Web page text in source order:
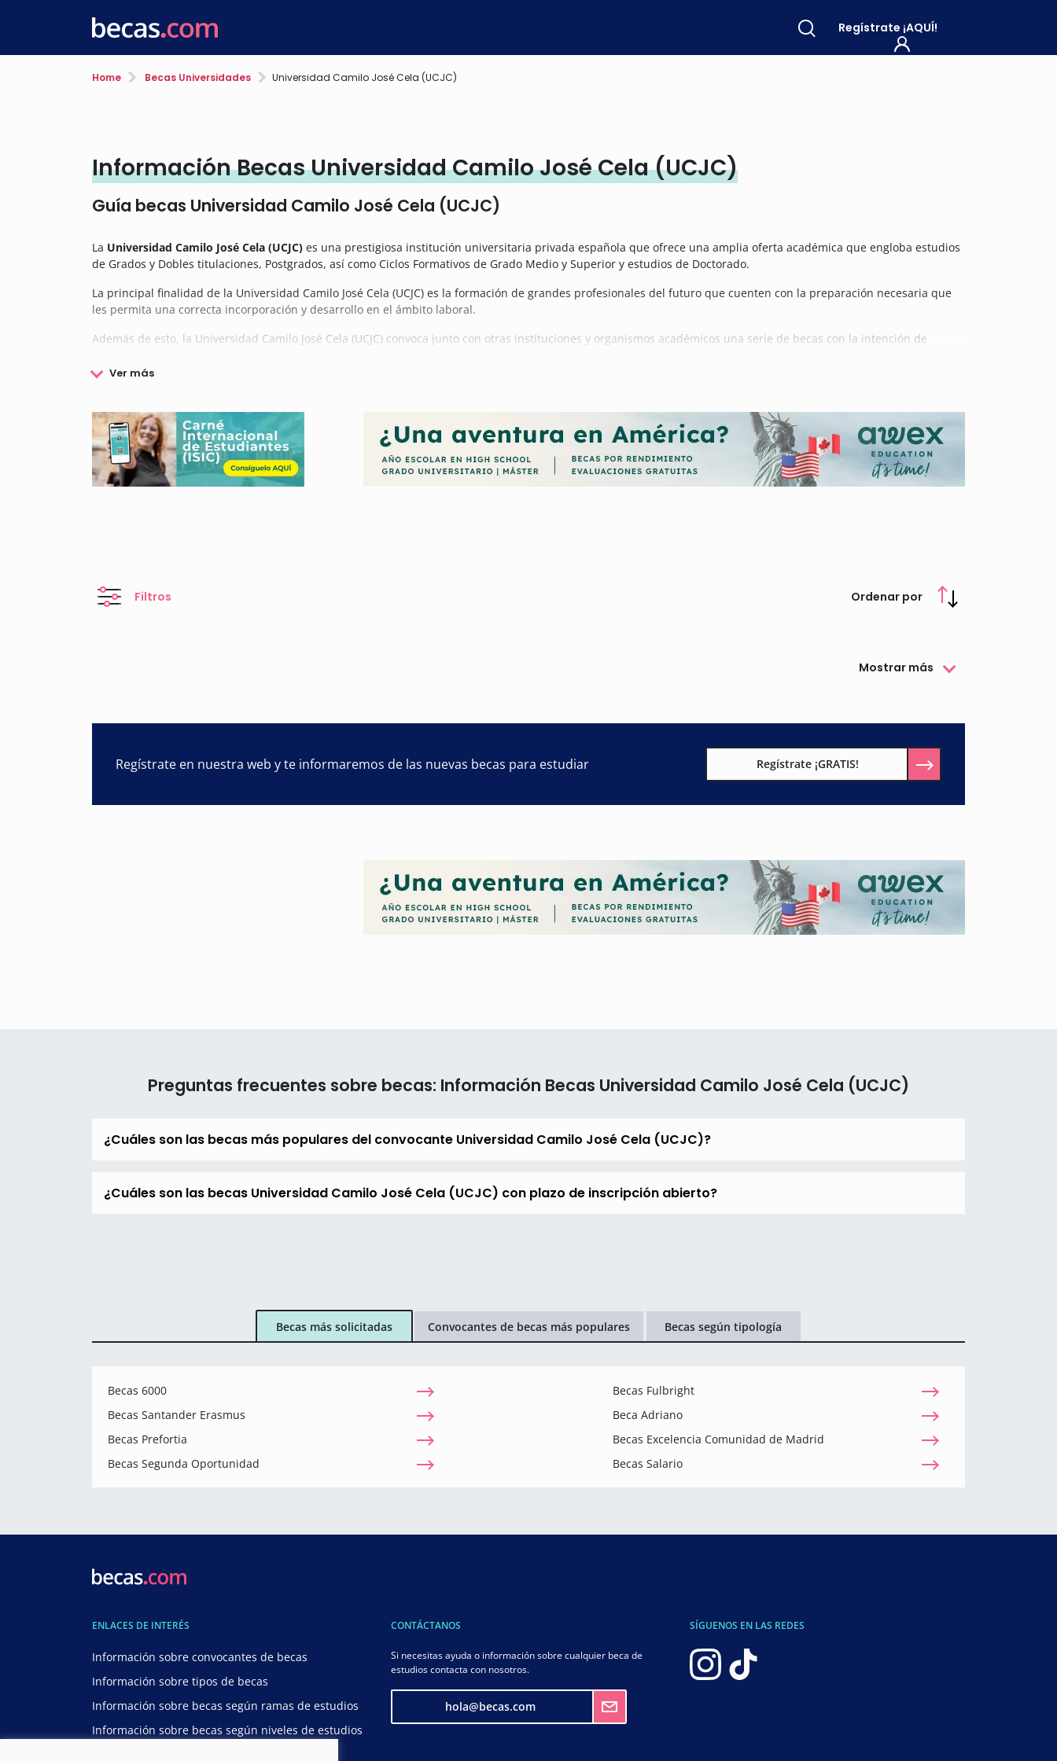
Regístrate ¡AQUÍ!
Home Becas Universidades Universidad Camilo José Cela (UCJC)
Información Becas Universidad Camilo José Cela (UCJC)
Guía becas Universidad Camilo José Cela (UCJC)
La Universidad Camilo José Cela (UCJC) es una prestigiosa institución universitaria privada española que ofrece una amplia oferta académica que engloba estudios
de Grados y Dobles titulaciones, Postgrados, así como Ciclos Formativos de Grado Medio y Superior y estudios de Doctorado.
La principal finalidad de la Universidad Camilo José Cela (UCJC) es la formación de grandes profesionales del futuro que cuenten con la preparación necesaria que
les permita una correcta incorporación y desarrollo en el ámbito laboral.
Además de esto, la Universidad Camilo José Cela (UCJC) convoca junto con otras instituciones y organismos académicos una serie de becas con la intención de
internacional.
Filtros Ordenar por
Mostrar más
Regístrate en nuestra web y te informaremos de las nuevas becas para estudiar Regístrate ¡GRATIS!
Preguntas frecuentes sobre becas: Información Becas Universidad Camilo José Cela (UCJC)
¿Cuáles son las becas más populares del convocante Universidad Camilo José Cela (UCJC)?
¿Cuáles son las becas Universidad Camilo José Cela (UCJC) con plazo de inscripción abierto?
Becas más solicitadas Convocantes de becas más populares Becas según tipología
Becas 6000
Becas Fulbright
Becas Santander Erasmus
Beca Adriano
Becas Prefortia
Becas Excelencia Comunidad de Madrid
Becas Segunda Oportunidad
Becas Salario
ENLACES DE INTERÉS
Información sobre convocantes de becas
Información sobre tipos de becas
Información sobre becas según ramas de estudios
Información sobre becas según niveles de estudios
CONTÁCTANOS
Si necesitas ayuda o información sobre cualquier beca de
estudios contacta con nosotros.
hola@becas.com
SÍGUENOS EN LAS REDES